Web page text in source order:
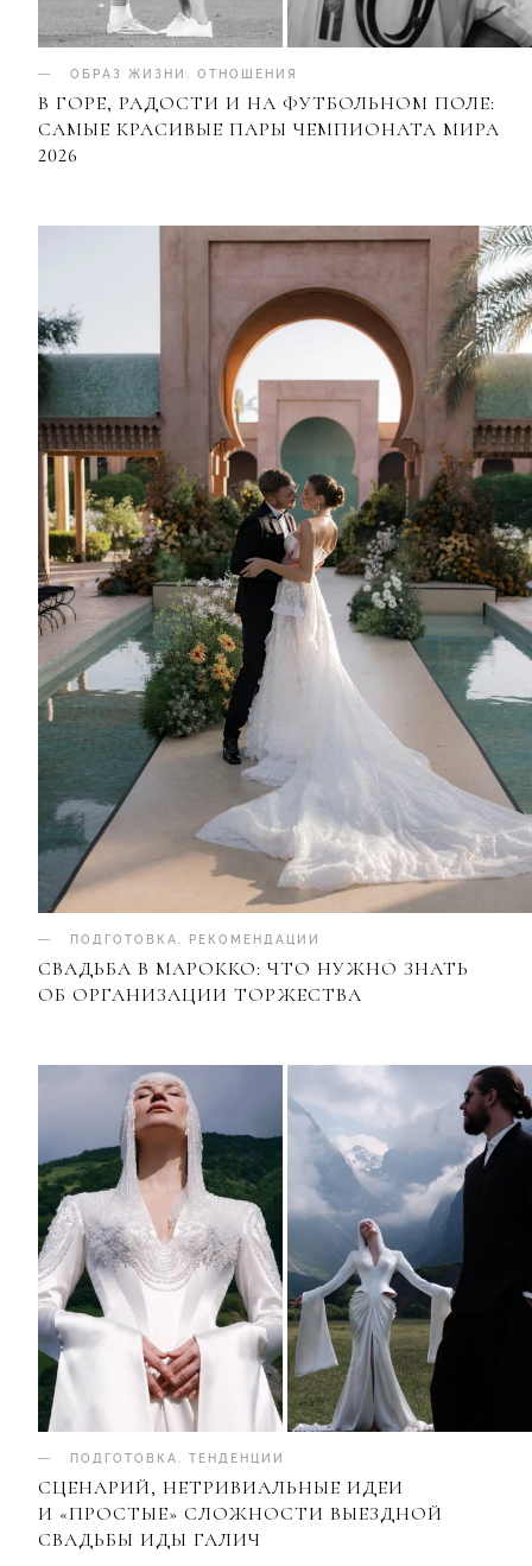
ОБРАЗ ЖИЗНИ ОТНОШЕНИЯ
В ГОРЕ, РАДОСТИ И НА ФУТБОЛЬНОМ ПОЛЕ:
САМЫЕ КРАСИВЫЕ ПАРЫ ЧЕМПИОНАТА МИРА
2026
ПОДГОТОВКА РЕКОМЕНДАЦИИ
СВАДЬБА В МАРОККО: ЧТО НУЖНО ЗНАТЬ
ОБ ОРГАНИЗАЦИИ ТОРЖЕСТВА
ПОДГОТОВКА ТЕНДЕНЦИИ
СЦЕНАРИЙ, НЕТРИВИАЛЬНЫЕ ИДЕИ
И «ПРОСТЫЕ» СЛОЖНОСТИ ВЫЕЗДНОЙ
СВАДЬБЫ ИДЫ ГАЛИЧ